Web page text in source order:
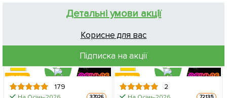
Детальні умови акції
Корисне для вас
Підписка на акції
ХІТ РОКУ
179
ХІТ РОКУ
2